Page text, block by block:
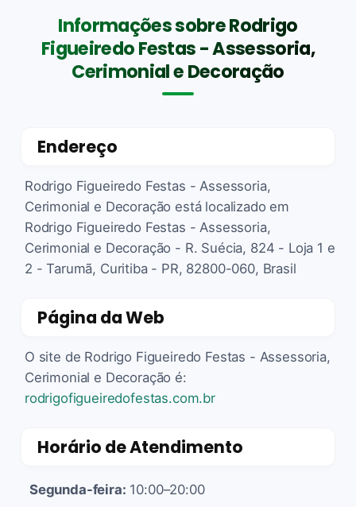
Informações sobre Rodrigo
Figueiredo Festas - Assessoria,
Cerimonial e Decoração
Endereço
Rodrigo Figueiredo Festas - Assessoria,
Cerimonial e Decoração está localizado em
Rodrigo Figueiredo Festas - Assessoria,
Cerimonial e Decoração - R. Suécia, 824 - Loja 1 e
2 - Tarumã, Curitiba - PR, 82800-060, Brasil
Página da Web
O site de Rodrigo Figueiredo Festas - Assessoria,
Cerimonial e Decoração é:
rodrigofigueiredofestas.com.br
Horário de Atendimento
Segunda-feira: 10:00–20:00